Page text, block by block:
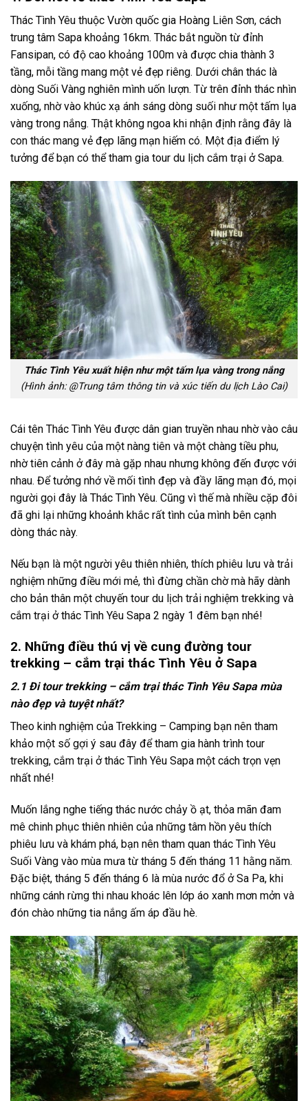
Thác Tình Yêu thuộc Vườn quốc gia Hoàng Liên Sơn, cách
trung tâm Sapa khoảng 16km. Thác bắt nguồn từ đỉnh
Fansipan, có độ cao khoảng 100m và được chia thành 3
tầng, mỗi tầng mang một vẻ đẹp riêng. Dưới chân thác là
dòng Suối Vàng nghiên mình uốn lượn. Từ trên đỉnh thác nhìn
xuống, nhờ vào khúc xạ ánh sáng dòng suối như một tấm lụa
vàng trong nắng. Thật không ngoa khi nhận định rằng đây là
con thác mang vẻ đẹp lãng mạn hiếm có. Một địa điểm lý
tưởng để bạn có thể tham gia tour du lịch cắm trại ởSapa.
Thác Tình Yêu xuất hiện như một tấm lụa vàng trong nắng
(Hình ảnh: @Trung tâm thông tin và xúc tiến du lịch Lào Cai)
Cái tên Thác Tình Yêu được dân gian truyền nhau nhờ vào câu
chuyện tình yêu của một nàng tiên và một chàng tiều phu,
nhờ tiên cảnh ở đây mà gặp nhau nhưng không đến được với
nhau. Để tưởng nhớ về mối tình đẹp và đầy lãng mạn đó, mọi
người gọi đây là Thác Tình Yêu. Cũng vì thế mà nhiều cặp đôi
đã ghi lại những khoảnh khắc rất tình của mình bên cạnh
dòng thác này.
Nếu bạn là một người yêu thiên nhiên, thích phiêu lưu và trải
nghiệm những điều mới mẻ, thì đừng chần chờ mà hãy dành
cho bản thân một chuyến tour du lịch trải nghiệm trekking và
cắm trại ở thác Tình Yêu Sapa 2 ngày 1 đêm bạn nhé!
2. Những điều thú vị về cung đường tour
trekking – cắm trại thác Tình Yêu ở Sapa
2.1 Đi tour trekking – cắm trại thác Tình Yêu Sapa mùa
nào đẹp và tuyệt nhất?
Theo kinh nghiệm của Trekking – Camping bạn nên tham
khảo một số gợi ý sau đây để tham gia hành trình tour
trekking, cắm trại ở thác Tình Yêu Sapa một cách trọn vẹn
nhất nhé!
Muốn lắng nghe tiếng thác nước chảy ồ ạt, thỏa mãn đam
mê chinh phục thiên nhiên của những tâm hồn yêu thích
phiêu lưu và khám phá, bạn nên tham quan thác Tình Yêu
Suối Vàng vào mùa mưa từ tháng 5 đến tháng 11 hằng năm.
Đặc biệt, tháng 5 đến tháng 6 là mùa nước đổ ở Sa Pa, khi
những cánh rừng thi nhau khoác lên lớp áo xanh mơn mởn và
đón chào những tia nắng ấm áp đầu hè.